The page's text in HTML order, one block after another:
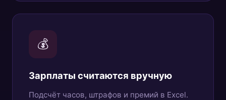
💰
Зарплаты считаются вручную
Подсчёт часов, штрафов и премий в Excel.